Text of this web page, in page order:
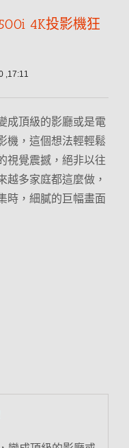
4K投影機狂
,17:11
成頂級的影廳或是電
機，這個想法輕輕鬆
視覺震撼，絕非以往
越多家庭都這麼做，
時，細膩的巨幅畫面